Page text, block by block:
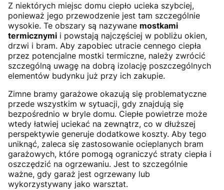
Z niektórych miejsc domu ciepło ucieka szybciej,
ponieważ jego przewodzenie jest tam szczególnie
wysokie. Te obszary są nazywane mostkami
termicznymi i powstają najczęściej w pobliżu okien,
drzwi i bram. Aby zapobiec utracie cennego ciepła
przez potencjalne mostki termiczne, należy zwrócić
szczególną uwagę na dobrą izolację poszczególnych
elementów budynku już przy ich zakupie.
Zimne bramy garażowe okazują się problematyczne
przede wszystkim w sytuacji, gdy znajdują się
bezpośrednio w bryle domu. Ciepłe powietrze może
wtedy łatwiej uciekać na zewnątrz, co w dłuższej
perspektywie generuje dodatkowe koszty. Aby tego
uniknąć, zaleca się zastosowanie ocieplanych bram
garażowych, które pomogą ograniczyć straty ciepła i
oszczędzić na ogrzewaniu. Jest to szczególnie
ważne, gdy garaż jest ogrzewany lub
wykorzystywany jako warsztat.